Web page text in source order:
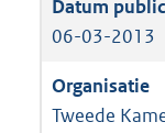
06-03-2013
Tweede